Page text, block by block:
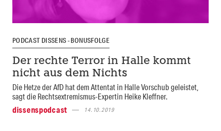
PODCAST DISSENS - BONUSFOLGE
Der rechte Terror in Halle kommt
nicht aus dem Nichts
Die Hetze der AfD hat dem Attentat in Halle Vorschub geleistet,
sagt die Rechtsextremismus-Expertin Heike Kleffner.
dissenspodcast
14.10.2019